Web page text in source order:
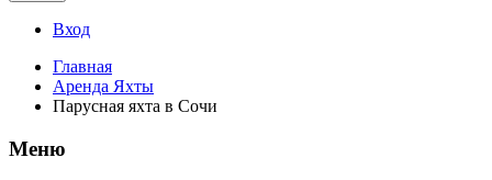
Вход
Главная
Аренда Яхты
Парусная яхта в Сочи
Меню